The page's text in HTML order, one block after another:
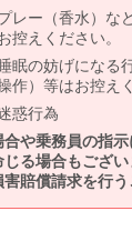
レー（香水）な
控えください。
眠の妨げになる
作）等はお控え
惑行為
や乗務員の指示
る場合もござ
賠償請求を行う